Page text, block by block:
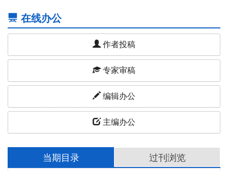
在线办公
作者投稿
专家审稿
编辑办公
主编办公
当期目录 过刊浏览